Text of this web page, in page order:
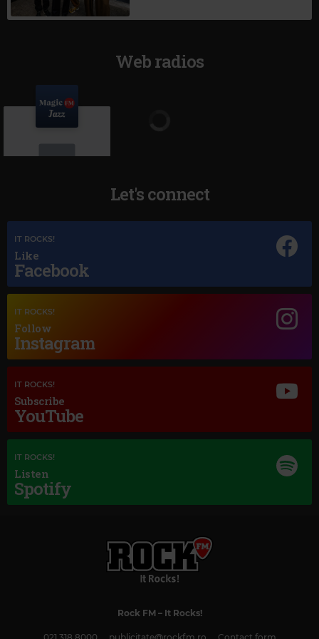
Web radios
Magic Jazz
MACY GRAY
Let's connect
IT ROCKS!
Like
Facebook
IT ROCKS!
Follow
Instagram
IT ROCKS!
Subscribe
YouTube
IT ROCKS!
Listen
Spotify
Rock FM– It Rocks!